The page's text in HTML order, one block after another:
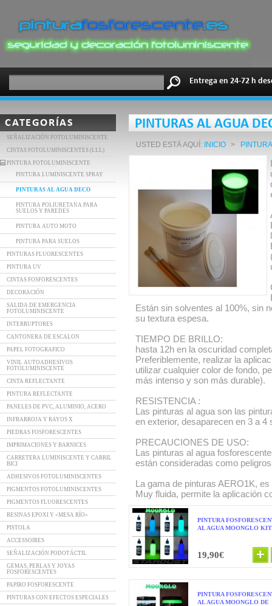
Entrega en 24-72 h
CATEGORÍAS
SEÑALIZACIÓN FOTOLUMINISCENTE
CINTAS FOTOLUMINISCENTES (LLL)
PINTURA FOTOLUMINISCENTE
PINTURA LUMINISCENTE SPRAY
PINTURAS AL AGUA DECO
PINTURA POLIURETANA PARA
SUELOS Y PAREDES
PINTURA AUTO MOTO
PINTURA PARA SUELOS
PINTURAS FLUORESCENTES
PINTURA UV
CINTAS FOSFORESCENTES
DECORACIÓN
SALIDA DE EMERGENCIA
FOTOLUMINISCENTE
INTERRUPTORES
CANTONERA DE ESCALON
PAPEL FOTOGRAFICO
VINIL AUTOADHESIVOS
FOTOLUMINISCENTE
CINTA REFLECTANTE
PINTURA REFLECTANTE
PANELES DE PVC, ALUMINIO, ACERO
INFRARROJA Y RAYOS X
PIEDRAS FOSFORESCENTES
IMPRIMACIONES Y BARNICES
CARRETERA LUMINISCENTE Y CARRIL
BICI
ADHESIVOS FOTOLUMINISCENTES
PIGMENTOS FOTOLUMINISCENTES
PIGMENTOS FLUORESCENTES
RESINAS EPOXI Y «MESA RÍO»
PISTOLA
ACCESSOIRES
SEÑALIZACIÓN PODOTÁCTIL
GEMAS, PERLAS Y JOYAS
FOSFORESCENTES
PAPIRO FOSFORESCENTE
PINTURAS CON EFECTOS ESPECIALES
PINTURAS AL AGUA
USTED ESTÁ AQUÍ: INICIO >
Están sin solventes al 100%, sin
su textura espesa.
TIEMPO DE BRILLO:
hasta 12h en la oscuridad
Preferiblemente, realizar la
utilizar cualquier color de fondo,
más intenso y son más durable).
RESISTENCIA :
Las pinturas al agua son las
en exterior, desaparecen en 3 a
PRECAUCIONES DE USO:
Las pinturas al agua
están consideradas como
La gama de pinturas AERO1K,
Muy fluida, permite la aplicación
PINTURA
AL AGUA MOONGLO
19,90€
PINTURA
AL AGUA MOONGLO DE